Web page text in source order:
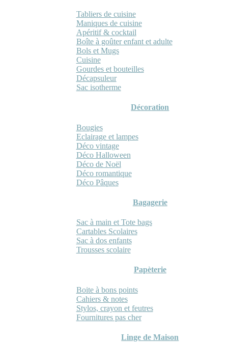
Tabliers de cuisine
Maniques de cuisine
Apéritif & cocktail
Boîte à goûter enfant et adulte
Bols et Mugs
Cuisine
Gourdes et bouteilles
Décapsuleur
Sac isotherme
Décoration
Bougies
Eclairage et lampes
Déco vintage
Déco Halloween
Déco de Noël
Déco romantique
Déco Pâques
Bagagerie
Sac à main et Tote bags
Cartables Scolaires
Sac à dos enfants
Trousses scolaire
Papèterie
Boite à bons points
Cahiers & notes
Stylos, crayon et feutres
Fournitures pas cher
Linge de Maison